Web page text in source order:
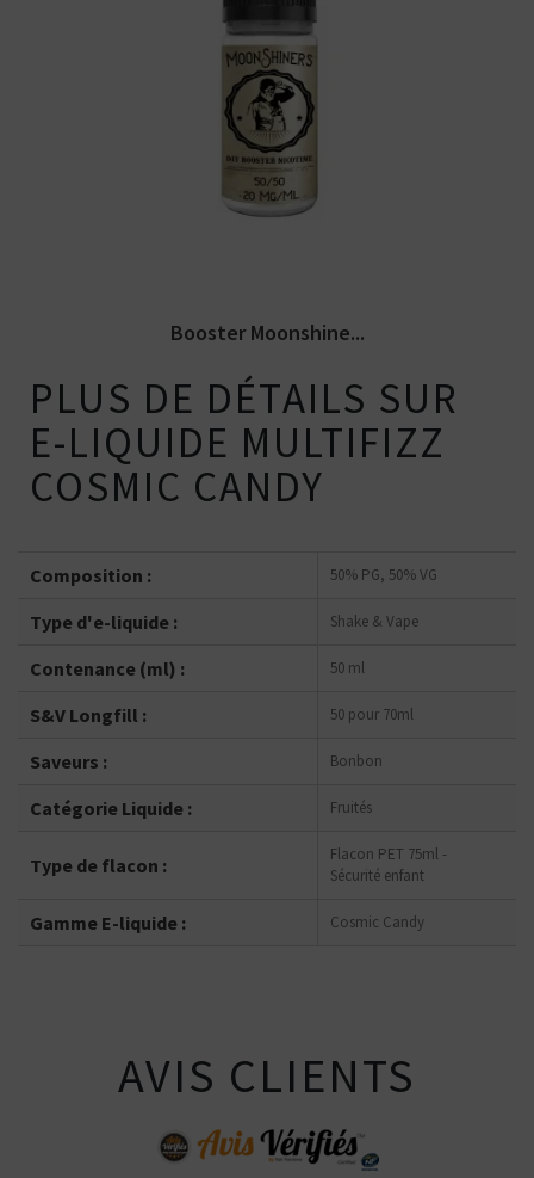
Booster Moonshiners en 10ml et 20
mg/ml de nicotine. PG/VG de 50/50.
Booster Moonshine...
PLUS DE DÉTAILS SUR
E-LIQUIDE MULTIFIZZ
COSMIC CANDY
Composition : 50% PG, 50% VG
Type d'e-liquide : Shake & Vape
Contenance (ml) : 50 ml
S&V Longfill : 50 pour 70ml
Saveurs : Bonbon
Catégorie Liquide : Fruités
Type de flacon :
Flacon PET 75ml -
Sécurité enfant
Gamme E-liquide : Cosmic Candy
AVIS CLIENTS